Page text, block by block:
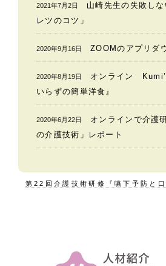
2021年7月2日
山崎先生の失敗し
レツのコツ」
2020年9月16日 ZOOMのアプリダ
2020年8月19日
オンライン
いらずの簡単洋食』
2020年6月22日
オンラインで介護
の介護技術」レポート
第22回介護技術研修『嚥下予防と